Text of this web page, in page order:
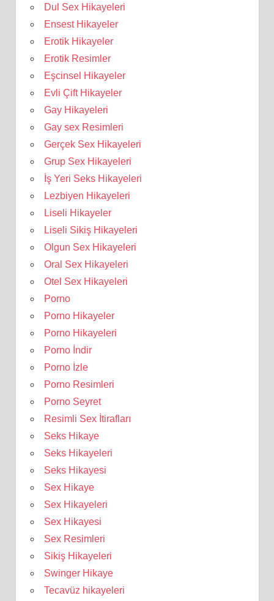
Dul Sex Hikayeleri
Ensest Hikayeler
Erotik Hikayeler
Erotik Resimler
Eşcinsel Hikayeler
Evli Çift Hikayeler
Gay Hikayeleri
Gay sex Resimleri
Gerçek Sex Hikayeleri
Grup Sex Hikayeleri
İş Yeri Seks Hikayeleri
Lezbiyen Hikayeleri
Liseli Hikayeler
Liseli Sikiş Hikayeleri
Olgun Sex Hikayeleri
Oral Sex Hikayeleri
Otel Sex Hikayeleri
Porno
Porno Hikayeler
Porno Hikayeleri
Porno İndir
Porno İzle
Porno Resimleri
Porno Seyret
Resimli Sex İtirafları
Seks Hikaye
Seks Hikayeleri
Seks Hikayesi
Sex Hikaye
Sex Hikayeleri
Sex Hikayesi
Sex Resimleri
Sikiş Hikayeleri
Swinger Hikaye
Tecavüz hikayeleri